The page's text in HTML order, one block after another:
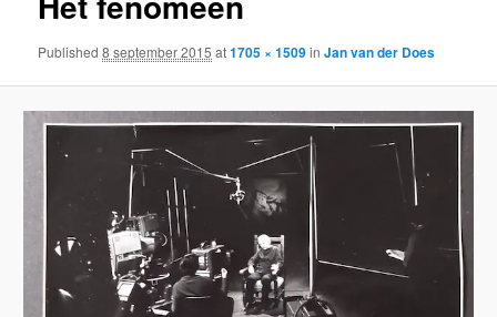
Published8 september 2015 at1705 × 1509inJan van der Does